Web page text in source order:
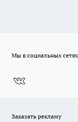
Мы в социальных сетях
Заказать рекламу